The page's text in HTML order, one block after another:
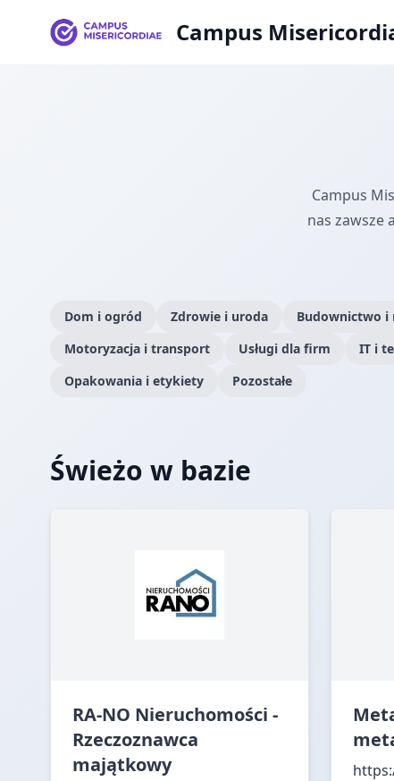
Campus
Campus
nas zawsze
Dom i ogród Zdrowie i uroda Budownictwo i
Motoryzacja i transport
Usługi dla firm IT i
Opakowania i etykiety
Pozostałe
Świeżo w bazie
RA-NO Nieruchomości -
Rzeczoznawca
majątkowy